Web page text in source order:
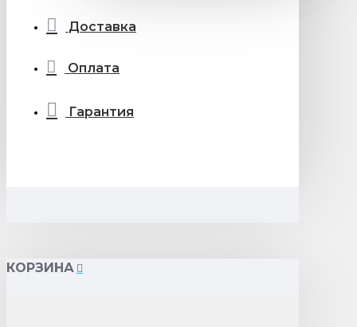
Доставка
Оплата
Гарантия
КОРЗИНА